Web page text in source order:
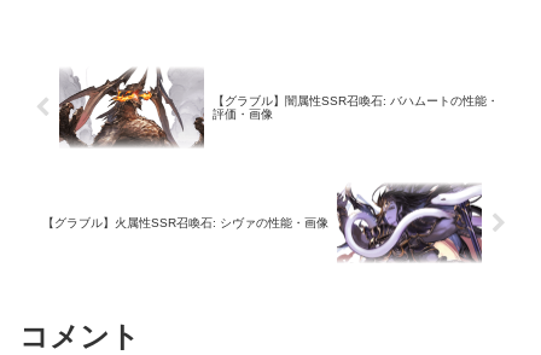
【グラブル】闇属性SSR召喚石: バハムートの性能・
評価・画像
【グラブル】火属性SSR召喚石: シヴァの性能・画像
コメント